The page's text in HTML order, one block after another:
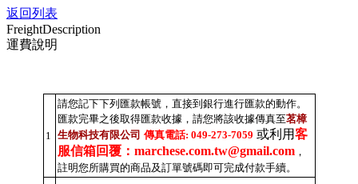
返回列表
FreightDescription
運費說明
1
請您記下下列匯款帳號，直接到銀行進行匯款的動作。
匯款完畢之後取得匯款收據，請您將該收據傳真至茗樟
生物科技有限公司 傳真電話: 049-273-7059 或利用客
服信箱回覆：marchese.com.tw@gmail.com，
註明您所購買的商品及訂單號碼即可完成付款手續。